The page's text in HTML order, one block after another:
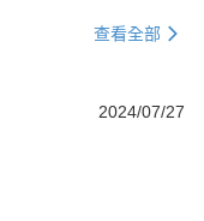
查看全部
2024/07/27